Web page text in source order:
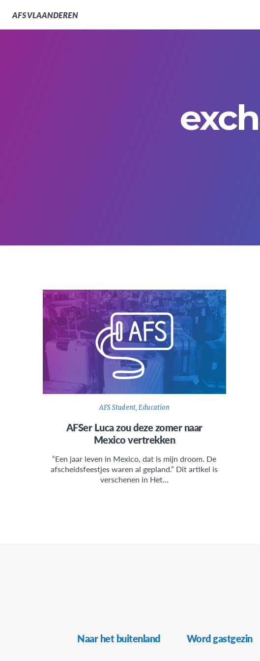
AFSVLAANDEREN
AFS Student,Education
AFSer Luca zou deze zomer naar
Mexico vertrekken
“Een jaar leven in Mexico, dat is mijn droom. De
afscheidsfeestjes waren al gepland.” Dit artikel is
verschenen in Het…
Naar het buitenland Word gastgezin